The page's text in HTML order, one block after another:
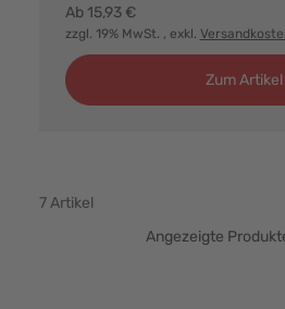
Ab 15,93 €
zzgl. 19% MwSt. , exkl.
Zum Artikel
7Artikel
Angezeigte